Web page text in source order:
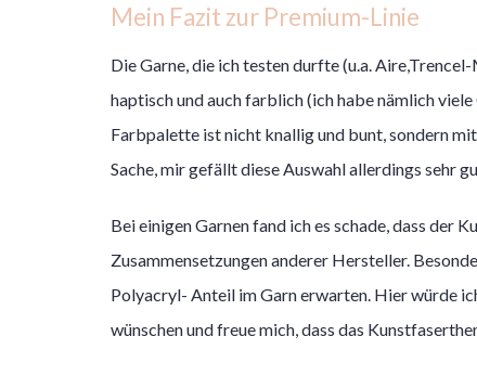
Mein Fazit zur Premium-Linie
Die Garne, die ich testen durfte (u.a.
haptisch und auch farblich (ich habe nämlich
Farbpalette ist nicht knallig und bunt, sondern
Sache, mir gefällt diese Auswahl allerdings sehr
Bei einigen Garnen fand ich es schade, dass der
Zusammensetzungen anderer Hersteller.
Polyacryl- Anteil im Garn erwarten. Hier würde
wünschen und freue mich, dass das